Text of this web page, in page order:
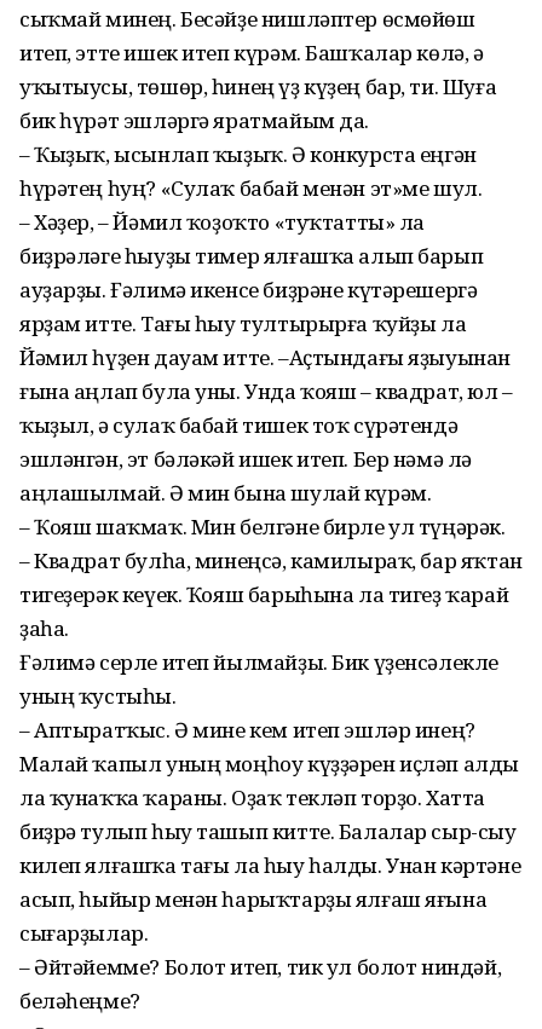
сыҡмай минең. Бесәйҙе нишләптер өсмөйөш
итеп, этте ишек итеп күрәм. Башҡалар көлә, ә
уҡытыусы, төшөр, һинең үҙ күҙең бар, ти. Шуға
бик һүрәт эшләргә яратмайым да.
– Ҡыҙыҡ, ысынлап ҡыҙыҡ. Ә конкурста еңгән
һүрәтең һуң? «Сулаҡ бабай менән эт»ме шул.
– Хәҙер, – Йәмил ҡоҙоҡто «туҡтатты» ла
биҙрәләге һыуҙы тимер ялғашҡа алып барып
ауҙарҙы. Ғәлимә икенсе биҙрәне күтәрешергә
ярҙам итте. Тағы һыу тултырырға ҡуйҙы ла
Йәмил һүҙен дауам итте. –Аҫтындағы яҙыуынан
ғына аңлап була уны. Унда ҡояш – квадрат, юл –
ҡыҙыл, ә сулаҡ бабай тишек тоҡ сүрәтендә
эшләнгән, эт бәләкәй ишек итеп. Бер нәмә лә
аңлашылмай. Ә мин бына шулай күрәм.
– Ҡояш шаҡмаҡ. Мин белгәне бирле ул түңәрәк.
– Квадрат булһа, минеңсә, камилыраҡ, бар яҡтан
тигеҙерәк кеүек. Ҡояш барыһына ла тигеҙ ҡарай
ҙаһа.
Ғәлимә серле итеп йылмайҙы. Бик үҙенсәлекле
уның ҡустыһы.
– Аптыратҡыс. Ә мине кем итеп эшләр инең?
Малай ҡапыл уның моңһоу күҙҙәрен иҫләп алды
ла ҡунаҡҡа ҡараны. Оҙаҡ текләп торҙо. Хатта
биҙрә тулып һыу ташып китте. Балалар сыр-сыу
килеп ялғашҡа тағы ла һыу һалды. Унан кәртәне
асып, һыйыр менән һарыҡтарҙы ялғаш яғына
сығарҙылар.
– Әйтәйемме? Болот итеп, тик ул болот ниндәй,
беләһеңме?